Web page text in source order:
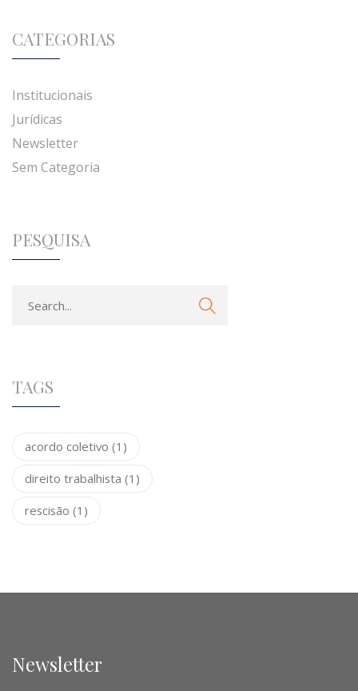
CATEGORIAS
Institucionais
Jurídicas
Newsletter
Sem Categoria
PESQUISA
TAGS
acordo coletivo (1)
direito trabalhista (1)
rescisão (1)
Newsletter